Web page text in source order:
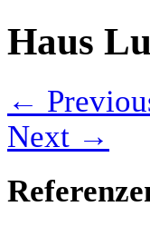
Haus
←
Next →